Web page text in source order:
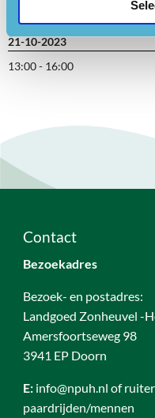
21-10-2023
13:00 - 16:00
Contact
Bezoekadres
Bezoek- en postadres:
Landgoed Zonheuvel -
Amersfoortseweg 98
3941 EP Doorn
E:info@npuh.nl of
paardrijden/mennen